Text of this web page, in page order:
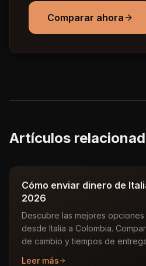
Comparar ahora
Artículos
Cómo enviar dinero de
2026
Descubre las mejores
desde Italia a Colombia.
de cambio y tiempos de
Leer más